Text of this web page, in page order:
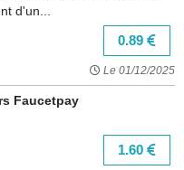
d'un...
0.89
Le 01/12/2025
Faucetpay
1.60